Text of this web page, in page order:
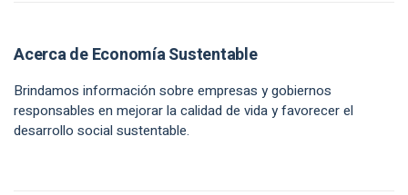
Acerca de Economía Sustentable
Brindamos información sobre empresas y gobiernos
responsables en mejorar la calidad de vida y favorecer el
desarrollo social sustentable.